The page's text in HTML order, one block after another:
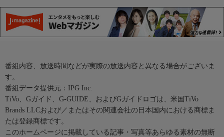
番組内容、放送時間などが実際の放送内容と異なる場合がございま
す。
番組データ提供元：IPG Inc.
TiVo、Gガイド、G-GUIDE、およびGガイドロゴは、米国TiVo
Brands LLCおよび／またはその関連会社の日本国内における商標ま
たは登録商標です。
このホームページに掲載している記事・写真等あらゆる素材の無断